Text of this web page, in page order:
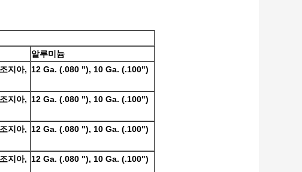
알루미늄
지아, 12 Ga. (.080 "), 10 Ga. (.100")
지아, 12 Ga. (.080 "), 10 Ga. (.100")
지아, 12 Ga. (.080 "), 10 Ga. (.100")
지아, 12 Ga. (.080 "), 10 Ga. (.100")